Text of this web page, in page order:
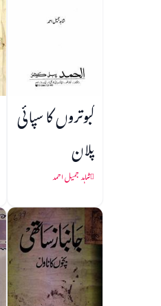
کبوتروں کا سپائی
پلان
شاہد جمیل احمد